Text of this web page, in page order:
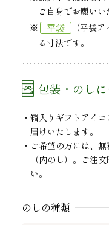
ご自身でお願いい
※
平袋
（平袋
る寸法です。
包装・のし
箱入りギフトアイ
届けいたします。
ご希望の方には、
（内のし）。ご注
い。
のしの種類